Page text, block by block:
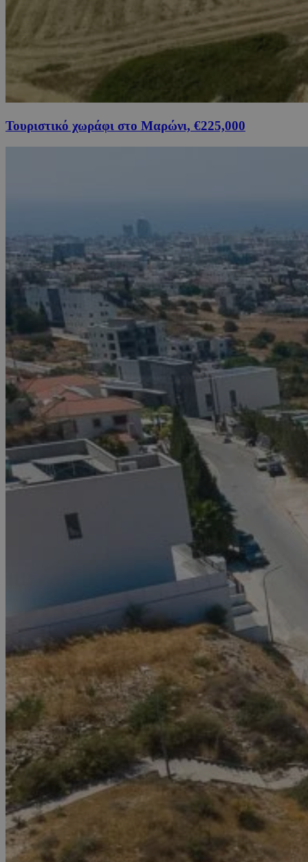
Τουριστικό χωράφι στο Μαρώνι, €225,000